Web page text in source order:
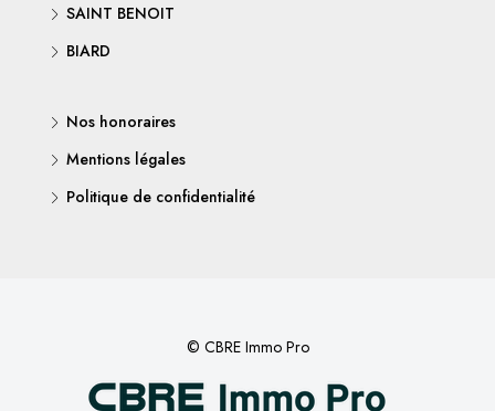
SAINT BENOIT
BIARD
Nos honoraires
Mentions légales
Politique de confidentialité
© CBRE Immo Pro